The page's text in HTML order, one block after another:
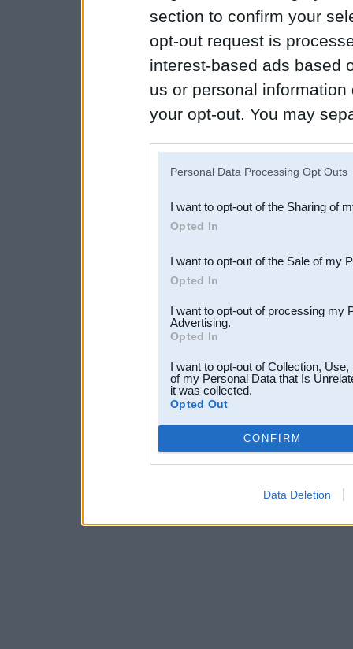
section to confirm your
opt-out request is
interest-based ads based
us or personal
your opt-out. You may
Downstream Participants
third parties.
Personal Data Processing Opt Outs
I want to opt-out of the Sharing of
Opted In
I want to opt-out of the Sale of my
Opted In
I want to opt-out of processing my
Advertising.
Opted In
I want to opt-out of Collection,
of my Personal Data that Is
it was collected.
Opted Out
CONFIRM
Data Deletion